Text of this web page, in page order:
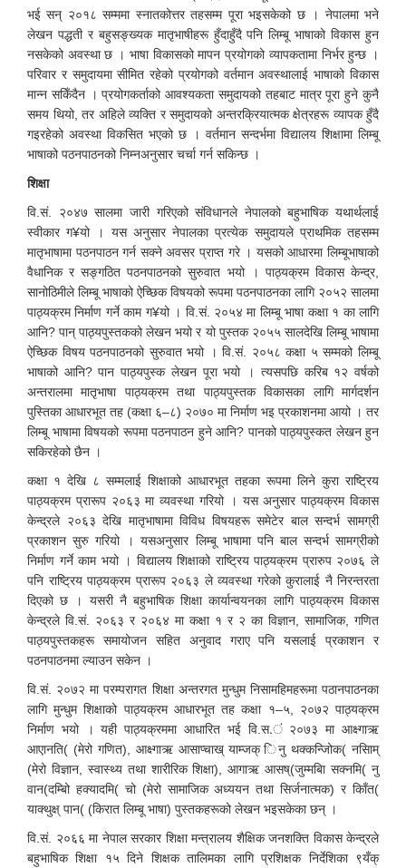
भई सन् २०१८ सम्ममा स्नातकोत्तर तहसम्म पूरा भइसकेको छ । नेपालमा भने
लेखन पद्धती र बहुसङ्ख्यक मातृभाषीहरू हुँदाहुँदै पनि लिम्बू भाषाको विकास हुन
नसकेको अवस्था छ । भाषा विकासको मापन प्रयोगको व्यापकतामा निर्भर हुन्छ ।
परिवार र समुदायमा सीमित रहेको प्रयोगको वर्तमान अवस्थालाई भाषाको विकास
मान्न सकिँदैन । प्रयोगकर्ताको आवश्यकता समुदायको तहबाट मात्र पूरा हुने कुनै
समय थियो, तर अहिले व्यक्ति र समुदायको अन्तरक्रियात्मक क्षेत्रहरू व्यापक हुँदै
गइरहेको अवस्था विकसित भएको छ । वर्तमान सन्दर्भमा विद्यालय शिक्षामा लिम्बू
भाषाको पठनपाठनको निम्नअनुसार चर्चा गर्न सकिन्छ ।
शिक्षा
वि.सं. २०४७ सालमा जारी गरिएको संविधानले नेपालको बहुभाषिक यथार्थलाई
स्वीकार ग¥यो । यस अनुसार नेपालका प्रत्येक समुदायले प्राथमिक तहसम्म
मातृभाषामा पठनपाठन गर्न सक्ने अवसर प्राप्त गरे । यसको आधारमा लिम्बूभाषाको
वैधानिक र सङ्गठित पठनपाठनको सुरुवात भयो । पाठ्यक्रम विकास केन्द्र,
सानोठिमीले लिम्बू भाषाको ऐच्छिक विषयको रूपमा पठनपाठनका लागि २०५२ सालमा
पाठ्यक्रम निर्माण गर्ने काम ग¥यो । वि.सं. २०५४ मा लिम्बू भाषा कक्षा १ का लागि
आनि? पान् पाठ्यपुस्तकको लेखन भयो र यो पुस्तक २०५५ सालदेखि लिम्बू भाषामा
ऐच्छिक विषय पठनपाठनको सुरुवात भयो । वि.सं. २०५८ कक्षा ५ सम्मको लिम्बू
भाषाको आनि? पान पाठ्यपुस्क लेखन पूरा भयो । त्यसपछि करिब १२ वर्षको
अन्तरालमा मातृभाषा पाठ्यक्रम तथा पाठ्यपुस्तक विकासका लागि मार्गदर्शन
पुस्तिका आधारभूत तह (कक्षा ६–८) २०७० मा निर्माण भइ प्रकाशनमा आयो । तर
लिम्बू भाषामा विषयको रूपमा पठनपाठन हुने आनि? पानको पाठ्यपुस्कत लेखन हुन
सकिरहेको छैन ।
कक्षा १ देखि ८ सम्मलाई शिक्षाको आधारभूत तहका रूपमा लिने कुरा राष्ट्रिय
पाठ्यक्रम प्रारूप २०६३ मा व्यवस्था गरियो । यस अनुसार पाठ्यक्रम विकास
केन्द्रले २०६३ देखि मातृभाषामा विविध विषयहरू समेटेर बाल सन्दर्भ सामग्री
प्रकाशन सुरु गरियो । यसअनुसार लिम्बू भाषामा पनि बाल सन्दर्भ सामग्रीको
निर्माण गर्ने काम भयो । विद्यालय शिक्षाको राष्ट्रिय पाठ्यक्रम प्रारुप २०७६ ले
पनि राष्ट्रिय पाठ्यक्रम प्रारूप २०६३ ले व्यवस्था गरेको कुरालाई नै निरन्तरता
दिएको छ । यसरी नै बहुभाषिक शिक्षा कार्यान्वयनका लागि पाठ्यक्रम विकास
केन्द्रले वि.सं. २०६३ र २०६४ मा कक्षा १ र २ का विज्ञान, सामाजिक, गणित
पाठ्यपुस्तकहरू समायोजन सहित अनुवाद गराए पनि यसलाई प्रकाशन र
पठनपाठनमा ल्याउन सकेन ।
वि.सं. २०७२ मा परम्परागत शिक्षा अन्तरगत मुन्धुम निसामहिमहरूमा पठानपाठनका
लागि मुन्धुम शिक्षाको पाठ्यक्रम आधारभूत तह कक्षा १–५, २०७२ पाठ्यक्रम
निर्माण भयो । यही पाठ्यक्रममा आधारित भई वि.स.ं २०७३ मा आक्ष्गाऋ
आएानति( (मेरो गणित), आक्ष्गाऋ आसाप्चाख् याम्जक् िनु थक्कन्जिोक( नसिाम्
(मेरो विज्ञान, स्वास्थ्य तथा शारीरिक शिक्षा), आगाऋ आसष्(जुम्मबिा सक्नमि( नु
वान(दम्बिो हक्यादमि( चो (मेरो सामाजिक अध्ययन तथा सिर्जनात्मक) र कािँत(
याक्थुक्ष् पान( (किरात लिम्बू भाषा) पुस्तकहरूको लेखन भइसकेका छन् ।
वि.सं. २०६६ मा नेपाल सरकार शिक्षा मन्त्रालय शैक्षिक जनशक्ति विकास केन्द्रले
बहुभाषिक शिक्षा १५ दिने शिक्षक तालिमका लागि प्रशिक्षक निर्देशिका ९यँक्